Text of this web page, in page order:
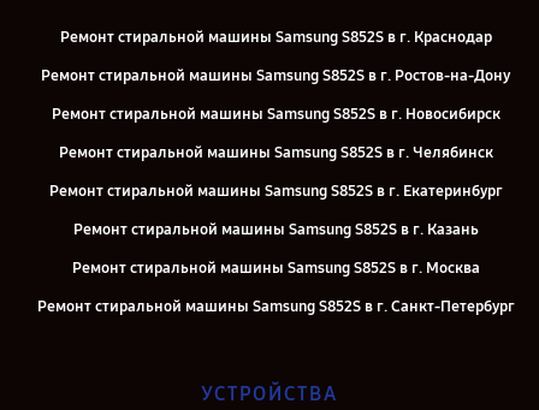
Ремонт стиральной машины Samsung S852S в г. Краснодар
Ремонт стиральной машины Samsung S852S в г. Ростов-на-Дону
Ремонт стиральной машины Samsung S852S в г. Новосибирск
Ремонт стиральной машины Samsung S852S в г. Челябинск
Ремонт стиральной машины Samsung S852S в г. Екатеринбург
Ремонт стиральной машины Samsung S852S в г. Казань
Ремонт стиральной машины Samsung S852S в г. Москва
Ремонт стиральной машины Samsung S852S в г. Санкт-Петербург
УСТРОЙСТВА